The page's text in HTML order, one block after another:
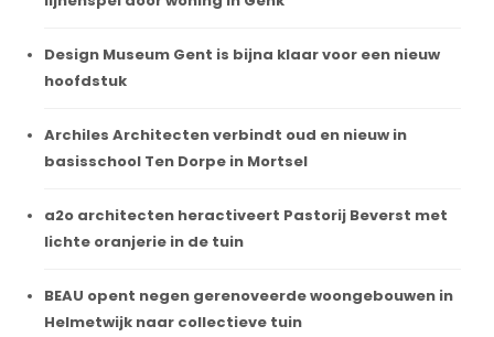
Design Museum Gent is bijna klaar voor een nieuw
hoofdstuk
Archiles Architecten verbindt oud en nieuw in
basisschool Ten Dorpe in Mortsel
a2o architecten heractiveert Pastorij Beverst met
lichte oranjerie in de tuin
BEAU opent negen gerenoveerde woongebouwen in
Helmetwijk naar collectieve tuin